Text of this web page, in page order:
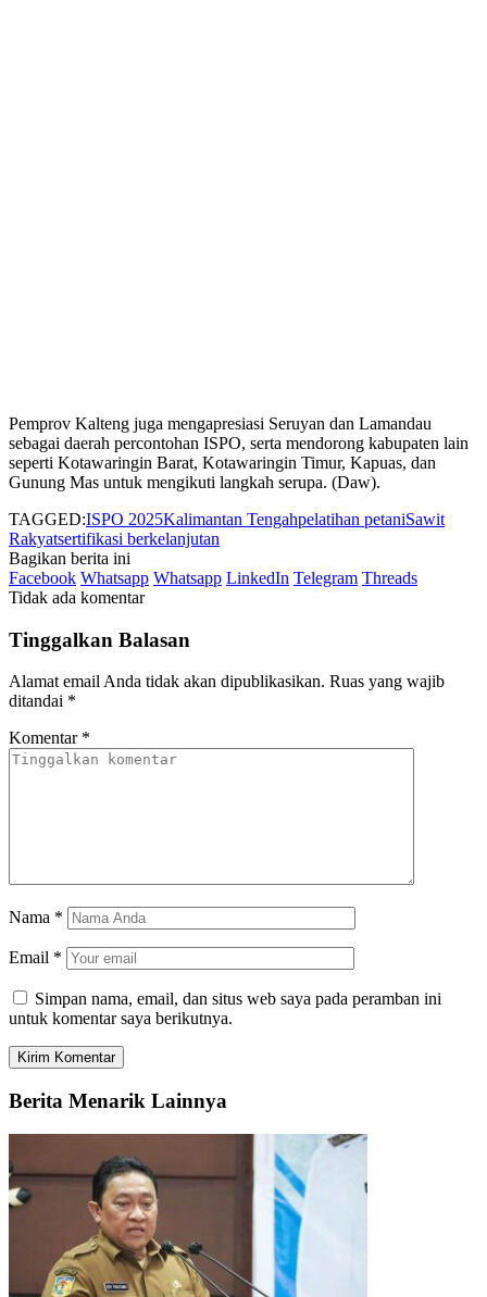
Pemprov Kalteng juga mengapresiasi Seruyan dan Lamandau
sebagai daerah percontohan ISPO, serta mendorong kabupaten lain
seperti Kotawaringin Barat, Kotawaringin Timur, Kapuas, dan
Gunung Mas untuk mengikuti langkah serupa. (Daw).
TAGGED:ISPO 2025Kalimantan Tengahpelatihan petaniSawit
Rakyatsertifikasi berkelanjutan
Bagikan berita ini
Facebook Whatsapp Whatsapp LinkedIn Telegram Threads
Tidak ada komentar
Tinggalkan Balasan
Alamat email Anda tidak akan dipublikasikan. Ruas yang wajib
ditandai *
Komentar *
Nama *
Email *
Simpan nama, email, dan situs web saya pada peramban ini
untuk komentar saya berikutnya.
Berita Menarik Lainnya